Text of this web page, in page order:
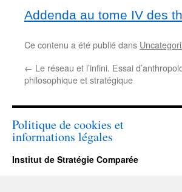
Addenda au tome IV des
Ce contenu a été publié dans
← Le réseau et l’infini. Essai
philosophique et stratégique
Politique de cookies et
informations légales
Institut de Stratégie Comparée